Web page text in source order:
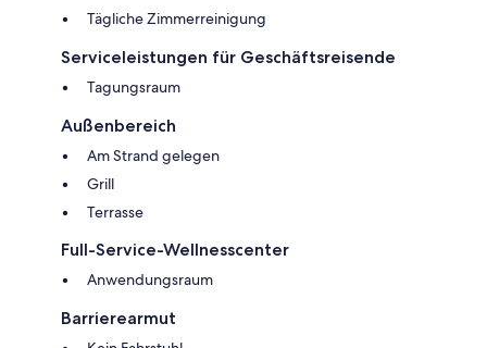
Tägliche Zimmerreinigung
Serviceleistungen für Geschäftsreisende
Tagungsraum
Außenbereich
Am Strand gelegen
Grill
Terrasse
Full-Service-Wellnesscenter
Anwendungsraum
Barrierearmut